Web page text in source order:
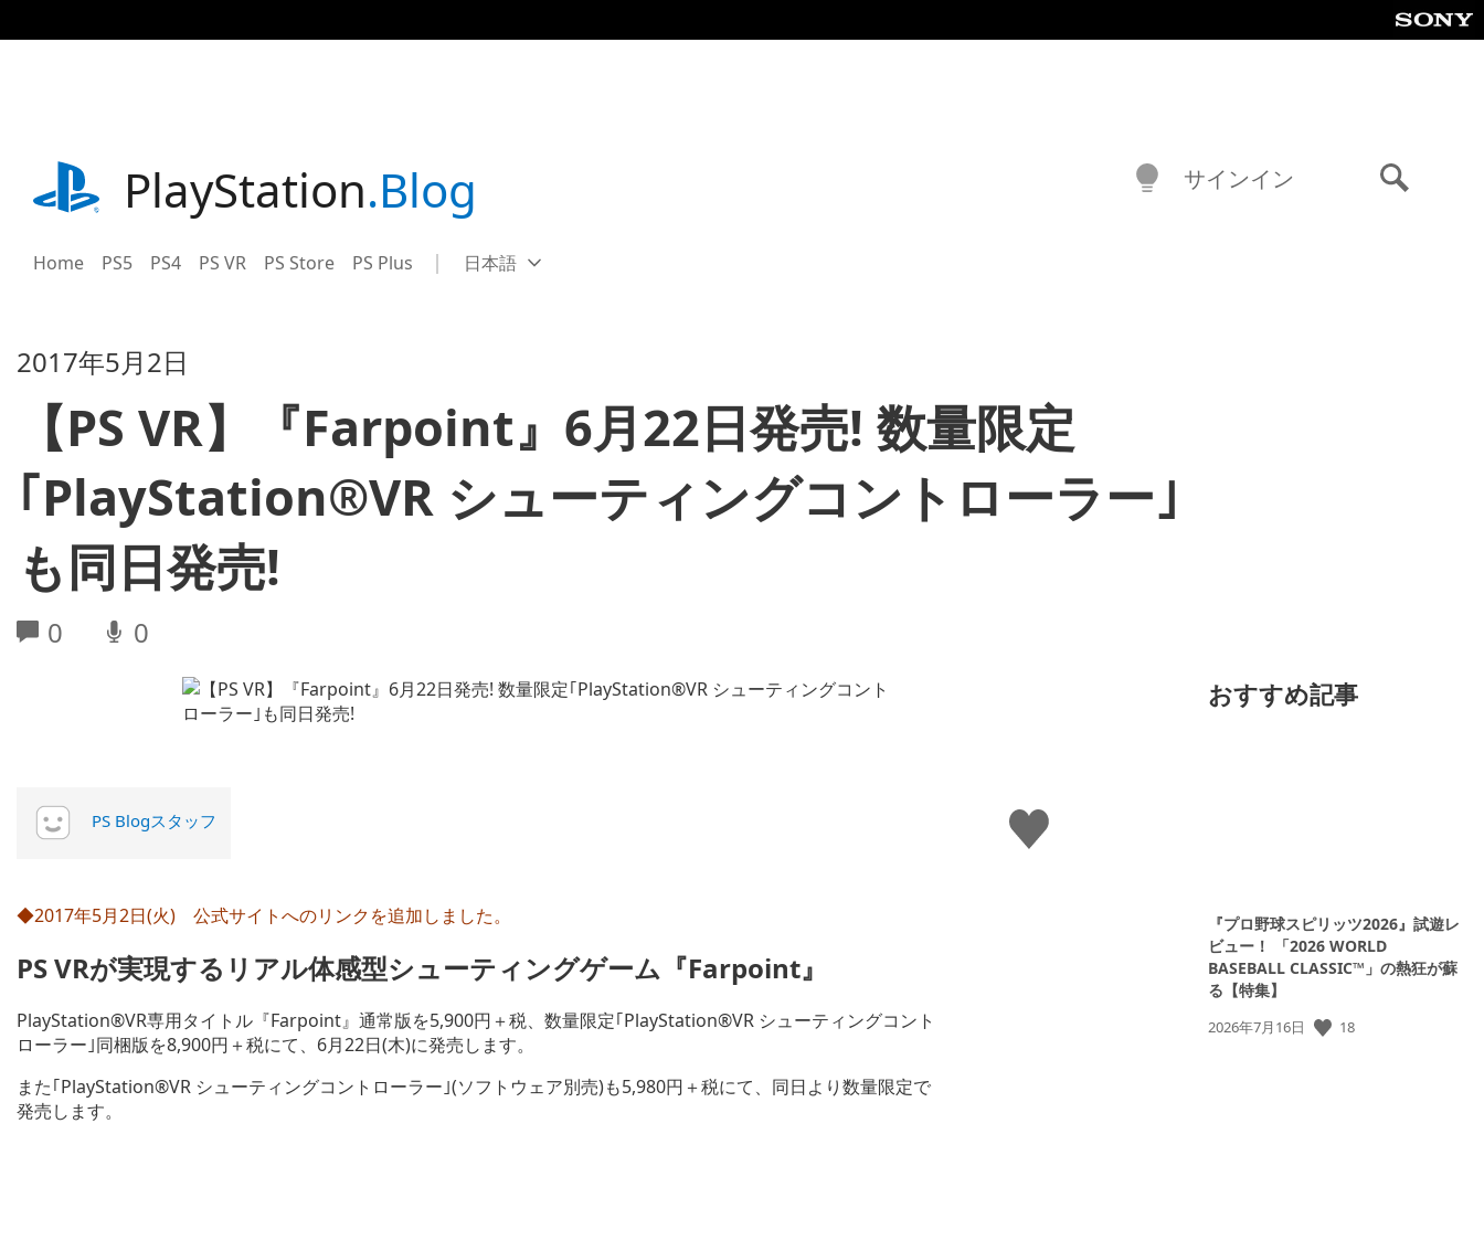
事
playstation.comPlayStation.Blog
Home PS5 PS4 PS VR PS Store PS Plus Select
Current
日本語
サインイン
2017年5月2日
【PS VR】『Farpoint』6月22日発売! 数量限定
｢PlayStation®VR シューティングコントローラー｣
も同日発売!
0 0
い
い
PS Blogスタッフ
◆2017年5月2日(火) 公式サイトへのリンクを追加しました。
PS VRが実現するリアル体感型シューティングゲーム『Farpoint』
PlayStation®VR専用タイトル『Farpoint』通常版を5,900円＋税、数量限定｢PlayStation®VR シューティングコント
ローラー｣同梱版を8,900円＋税にて、6月22日(木)に発売します。
また｢PlayStation®VR シューティングコントローラー｣(ソフトウェア別売)も5,980円＋税にて、同日より数量限定で
発売します。
おすすめ記事
『プロ野球スピリッツ2026』試遊レ
ビュー！ 「2026 WORLD
BASEBALL CLASSIC™」の熱狂が蘇
る【特集】
公
2026年7月16日 18